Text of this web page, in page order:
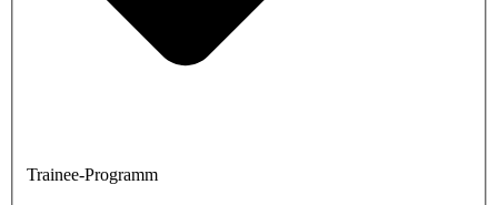
Trainee-Programm